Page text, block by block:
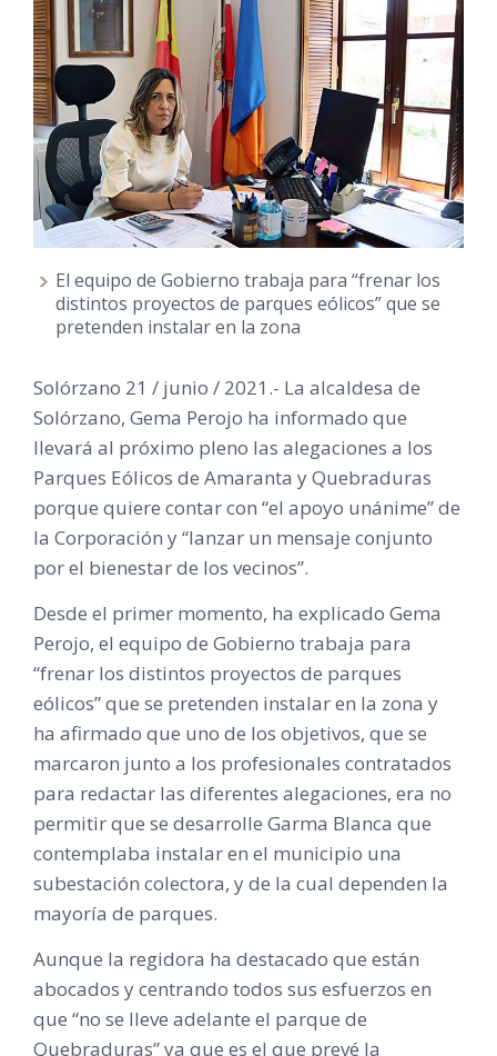
El equipo de Gobierno trabaja para “frenar los
distintos proyectos de parques eólicos” que se
pretenden instalar en la zona
Solórzano 21 / junio / 2021.- La alcaldesa de
Solórzano, Gema Perojo ha informado que
llevará al próximo pleno las alegaciones a los
Parques Eólicos de Amaranta y Quebraduras
porque quiere contar con “el apoyo unánime” de
la Corporación y “lanzar un mensaje conjunto
por el bienestar de los vecinos”.
Desde el primer momento, ha explicado Gema
Perojo, el equipo de Gobierno trabaja para
“frenar los distintos proyectos de parques
eólicos” que se pretenden instalar en la zona y
ha afirmado que uno de los objetivos, que se
marcaron junto a los profesionales contratados
para redactar las diferentes alegaciones, era no
permitir que se desarrolle Garma Blanca que
contemplaba instalar en el municipio una
subestación colectora, y de la cual dependen la
mayoría de parques.
Aunque la regidora ha destacado que están
abocados y centrando todos sus esfuerzos en
que “no se lleve adelante el parque de
Quebraduras” ya que es el que prevé la